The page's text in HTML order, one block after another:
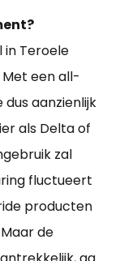
in Teroele
een all-
aanzienlijk
als Delta of
zal
fluctueert
producten
de